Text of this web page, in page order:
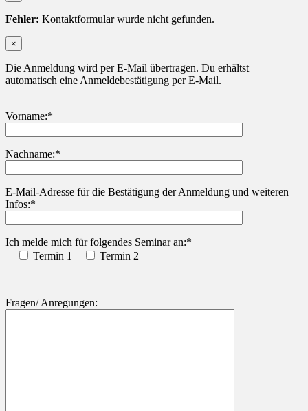
Fehler: Kontaktformular wurde nicht gefunden.
×
Die Anmeldung wird per E-Mail übertragen. Du erhältst
automatisch eine Anmeldebestätigung per E-Mail.
Vorname:*
Nachname:*
Bitte lasse dieses Feld leer.
E-Mail-Adresse für die Bestätigung der Anmeldung und weiteren
Infos:*
Ich melde mich für folgendes Seminar an:*
Termin 1
Termin 2
Fragen/ Anregungen: